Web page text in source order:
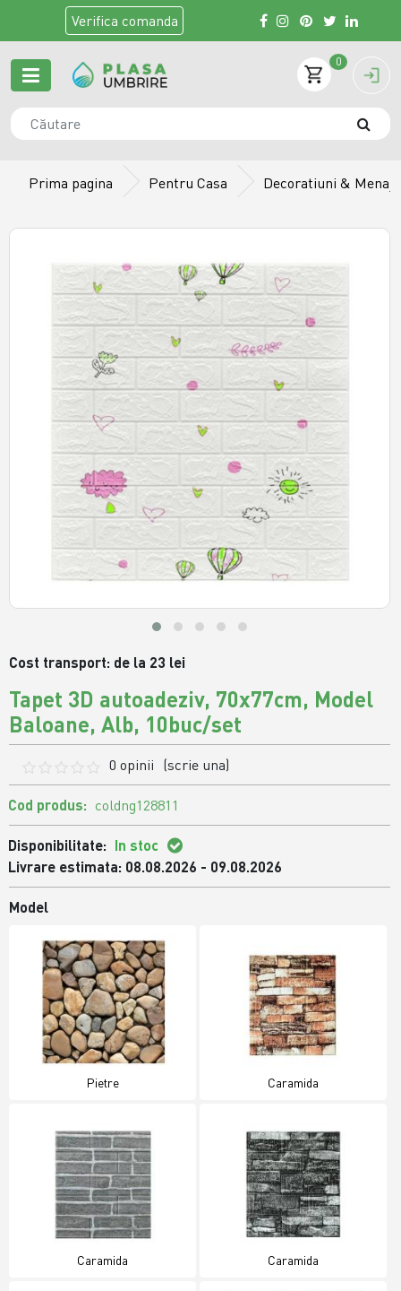
Verifica comanda
0
Prima pagina Pentru Casa Decoratiuni & Menaj
Cost transport: de la 23 lei
Tapet 3D autoadeziv, 70x77cm, Model
Baloane, Alb, 10buc/set
0 opinii (scrie una)
Cod produs: coldng128811
Disponibilitate: In stoc
Livrare estimata: 08.08.2026 - 09.08.2026
Model
Pietre Caramida
Caramida Caramida